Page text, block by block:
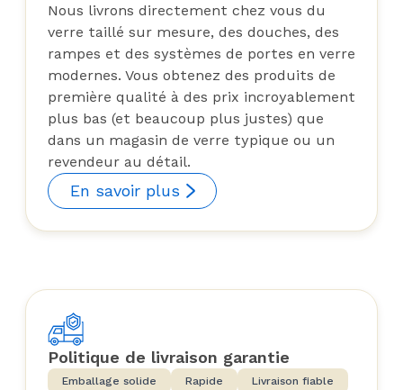
Nous livrons directement chez vous du
verre taillé sur mesure, des douches, des
rampes et des systèmes de portes en verre
modernes. Vous obtenez des produits de
première qualité à des prix incroyablement
plus bas (et beaucoup plus justes) que
dans un magasin de verre typique ou un
revendeur au détail.
En savoir plus
Politique de livraison garantie
Emballage solide Rapide Livraison fiable